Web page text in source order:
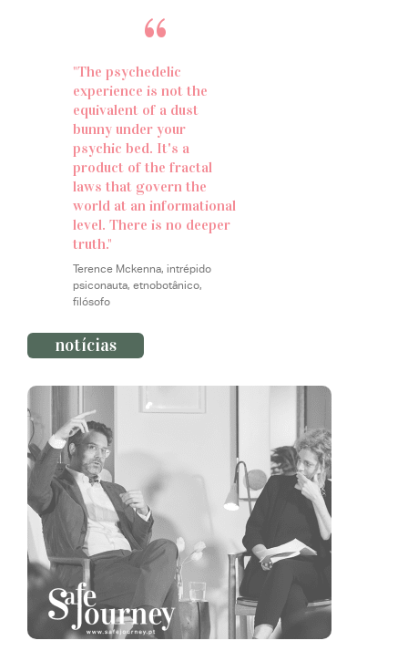
“
"The psychedelic
experience is not the
equivalent of a dust
bunny under your
psychic bed. It's a
product of the fractal
laws that govern the
world at an informational
level. There is no deeper
truth."
Terence Mckenna, intrépido
psiconauta, etnobotânico,
filósofo
notícias